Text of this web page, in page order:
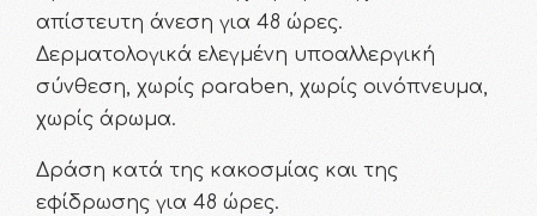
απίστευτη άνεση για 48 ώρες.
Δερματολογικά ελεγμένη υποαλλεργική
σύνθεση, χωρίς paraben, χωρίς οινόπνευμα,
χωρίς άρωμα.
Δράση κατά της κακοσμίας και της
εφίδρωσης για 48 ώρες.